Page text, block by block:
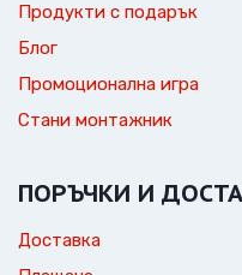
Продукти с подарък
Блог
Промоционална игра
Стани монтажник
ПОРЪЧКИ И
Доставка